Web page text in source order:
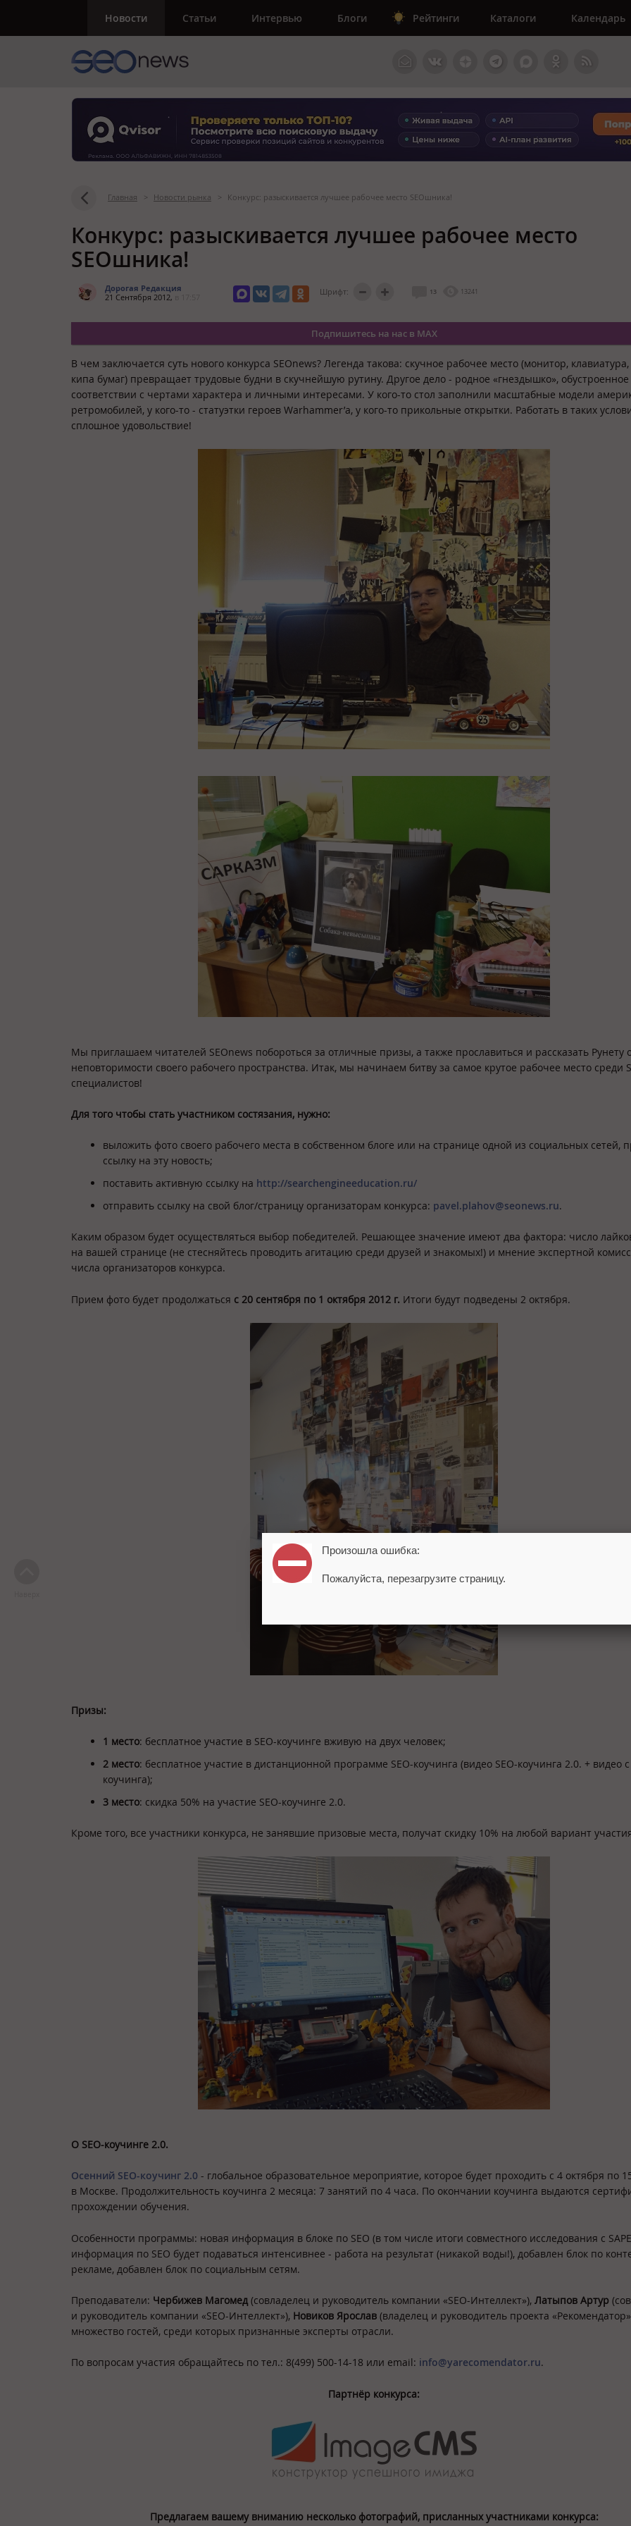
Новости Статьи Интервью Блоги Рейтинги Каталоги Календарь
Главная > Новости рынка > Конкурс: разыскивается лучшее рабочее место SEOшника!
Конкурс: разыскивается лучшее рабочее место
SEOшника!
Дорогая Редакция
21 Сентября 2012,
Шрифт: 13 13241
Подпишитесь на нас в MAX
В чем заключается суть нового конкурса SEOnews? Легенда такова: скучное рабочее место (монитор,
кипа бумаг) превращает трудовые будни в скучнейшую рутину. Другое дело - родное «гнездышко», обустроенное
соответствии с чертами характера и личными интересами. У кого-то стол заполнили масштабные модели
ретромобилей, у кого-то - статуэтки героев Warhammer’а, у кого-то прикольные открытки. Работать в таких
сплошное удовольствие!
Мы приглашаем читателей SEOnews побороться за отличные призы, а также прославиться и рассказать Рунету
неповторимости своего рабочего пространства. Итак, мы начинаем битву за самое крутое рабочее место среди
специалистов!
Для того чтобы стать участником состязания, нужно:
выложить фото своего рабочего места в собственном блоге или на странице одной из социальных сетей,
ссылку на эту новость;
поставить активную ссылку на http://searchengineeducation.ru/
отправить ссылку на свой блог/страницу организаторам конкурса: pavel.plahov@seonews.ru.
Каким образом будет осуществляться выбор победителей. Решающее значение имеют два фактора: число
на вашей странице (не стесняйтесь проводить агитацию среди друзей и знакомых!) и мнение экспертной
числа организаторов конкурса.
Прием фото будет продолжаться с 20 сентября по 1 октября 2012 г. Итоги будут подведены 2 октября.
Призы:
1 место: бесплатное участие в SEO-коучинге вживую на двух человек;
2 место: бесплатное участие в дистанционной программе SEO-коучинга (видео SEO-коучинга 2.0. + видео
коучинга);
3 место: скидка 50% на участие SEO-коучинге 2.0.
Кроме того, все участники конкурса, не занявшие призовые места, получат скидку 10% на любой вариант
О SEO-коучинге 2.0.
Осенний SEO-коучинг 2.0 - глобальное образовательное мероприятие, которое будет проходить с 4 октября по
в Москве. Продолжительность коучинга 2 месяца: 7 занятий по 4 часа. По окончании коучинга выдаются
прохождении обучения.
Особенности программы: новая информация в блоке по SEO (в том числе итоги совместного исследования с
информация по SEO будет подаваться интенсивнее - работа на результат (никакой воды!), добавлен блок по
рекламе, добавлен блок по социальным сетям.
Преподаватели: Чербижев Магомед (совладелец и руководитель компании «SEO-Интеллект»), Латыпов Артур
и руководитель компании «SEO-Интеллект»), Новиков Ярослав (владелец и руководитель проекта
множество гостей, среди которых признанные эксперты отрасли.
По вопросам участия обращайтесь по тел.: 8(499) 500-14-18 или email: info@yarecomendator.ru.
Партнёр конкурса:
Предлагаем вашему вниманию несколько фотографий, присланных участниками конкурса:
Произошла ошибка:
Пожалуйста, перезагрузите страницу.